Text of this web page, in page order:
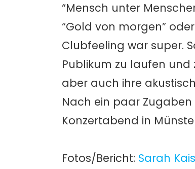
“Mensch unter
“Gold von morgen”
Clubfeeling war super.
Publikum zu laufen und
aber auch ihre
Nach ein paar
Konzertabend in
Fotos/Bericht: Sarah